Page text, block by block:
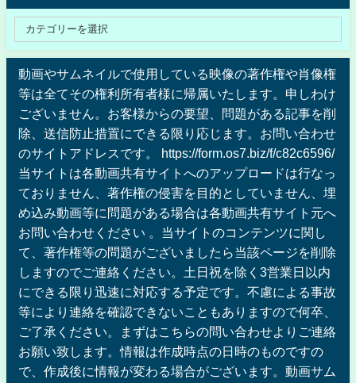
動画やサムネイルで使用している映像の著作権や肖像権
等は全てその権利所有者様に帰属いたします。申しわけ
ございません。お客様からの要望、問題がある記事を削
除、送信防止措置にできる限り応じます。お問い合わせ
のサイトアドレスです。 https://form.os7.biz/f/c82c6596/
当サイトは各動画共有サイトへのアップロードは行なっ
ておりません、著作権の侵害を目的としていません、埋
め込み動画等に問題がある場合は各動画共有サイト元へ
お問い合わせください 。当サイトのコンテンツに関し
て、著作権等の問題がございましたら当該ページを削除
しますのでご連絡ください。土日祝を除く3営業日以内
にできる限り迅速に対応する予定です。不慮による事故
等により連絡を確認できないこともありますので何卒、
ご了承ください。まずはこちらの問い合わせよりご連絡
お願い致します。情報は作成時点の日時のものですの
で、作成後に情報が変わる場合がございます。動画サム